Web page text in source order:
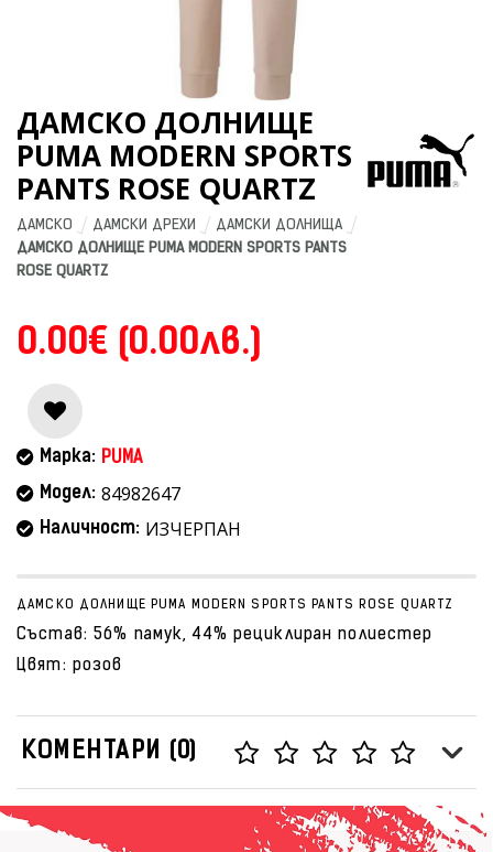
ДАМСКО ДОЛНИЩЕ
PUMA MODERN SPORTS
PANTS ROSE QUARTZ
ДАМСКО ДАМСКИ ДРЕХИ
ДАМСКИ ДОЛНИЩА
ДАМСКО ДОЛНИЩЕ PUMA MODERN SPORTS PANTS
ROSE QUARTZ
0.00€ (0.00лв.)
Марка: PUMA
Модел: 84982647
Наличност: ИЗЧЕРПАН
ДАМСКО ДОЛНИЩЕ PUMA MODERN SPORTS PANTS ROSE QUARTZ
Състав: 56% памук, 44% рециклиран полиестер
Цвят: розов
КОМЕНТАРИ (0)